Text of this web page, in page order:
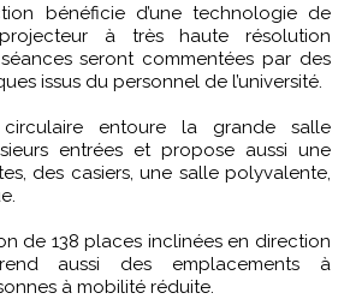
à très haute résolution
seront commentées par des
issus du personnel de l’université.
entoure la grande salle
entrées et propose aussi une
des casiers, une salle polyvalente,
de 138 places inclinées en direction
aussi des emplacements à
à mobilité réduite.